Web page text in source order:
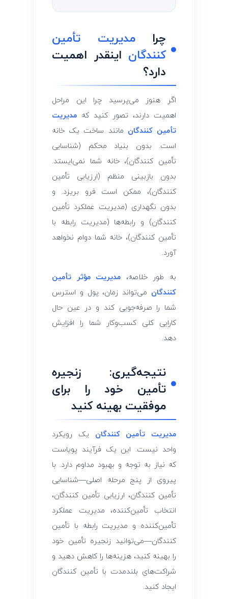
چرامدیریت تأمین
‌کنندگان اینقدر اهمیت
دارد؟
اگر هنوز می‌پرسید چرا این مراحل
اهمیت دارند، تصور کنید که مدیریت
تأمین ‌کنندگان مانند ساخت یک خانه
است. بدون بنیاد محکم (شناسایی
تأمین ‌کنندگان)، خانه شما نمی‌ایستد.
بدون بازبینی منظم (ارزیابی تأمین
‌کنندگان)، ممکن است فرو بریزد. و
بدون نگهداری (مدیریت عملکرد تأمین
‌کنندگان) و رابطه‌ها (مدیریت رابطه با
تأمین ‌کنندگان)، خانه شما دوام نخواهد
آورد.
به طور خلاصه، مدیریت مؤثر تأمین
‌کنندگان می‌تواند زمان، پول و استرس
شما را صرفه‌جویی کند و در عین حال
کارایی کلی کسب‌وکار شما را افزایش
دهد.
نتیجه‌گیری: زنجیره
تأمین خود را برای
موفقیت بهینه کنید
مدیریت تأمین ‌کنندگان یک رویکرد
واحد نیست. این یک فرآیند پویاست
که نیاز به توجه و بهبود مداوم دارد. با
پیروی از پنج مرحله اصلی—شناسایی
تأمین ‌کنندگان، ارزیابی تأمین ‌کنندگان،
انتخاب تأمین‌کننده، مدیریت عملکرد
تأمین‌کننده و مدیریت رابطه با تأمین
‌کنندگان—می‌توانید زنجیره تأمین خود
را بهینه کنید، هزینه‌ها را کاهش دهید و
شراکت‌های بلندمدت با تأمین ‌کنندگان
ایجاد کنید.